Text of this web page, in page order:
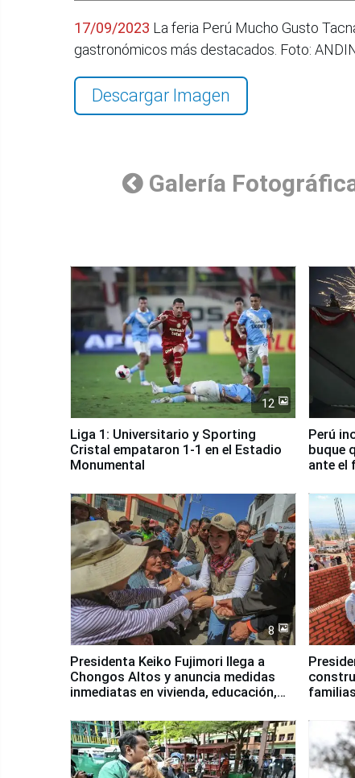
17/09/2023 La feria Perú Mucho Gusto
gastronómicos más destacados. Foto:
Descargar Imagen
Galería
12
Liga 1: Universitario y Sporting
Cristal empataron 1-1 en el Estadio
Monumental
Perú
buque
ante el
8
Presidenta Keiko Fujimori llega a
Chongos Altos y anuncia medidas
inmediatas en vivienda, educación,